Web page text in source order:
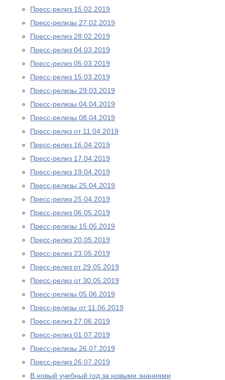
Пресс-релиз 15.02.2019
Пресс-релизы 27.02.2019
Пресс-релиз 28.02.2019
Пресс-релиз 04.03.2019
Пресс-релиз 05.03.2019
Пресс-релиз 15.03.2019
Пресс-релизы 29.03.2019
Пресс-релизы 04.04.2019
Пресс-релизы 08.04.2019
Пресс-релиз от 11.04.2019
Пресс-релиз 16.04.2019
Пресс-релиз 17.04.2019
Пресс-релиз 19.04.2019
Пресс-релизы 25.04.2019
Пресс-релиз 25.04.2019
Пресс-релиз 06.05.2019
Пресс-релизы 15.05.2019
Пресс-релиз 20.05.2019
Пресс-релиз 23.05.2019
Пресс-релиз от 29.05.2019
Пресс-релиз от 30.05.2019
Пресс-релизы 05.06.2019
Пресс-релизы от 11.06.2019
Пресс-релиз 27.06.2019
Пресс-релиз 01.07.2019
Пресс-релизы 26.07.2019
Пресс-релиз 26.07.2019
В новый учебный год за новыми знаниями